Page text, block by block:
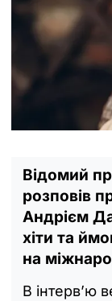
Відомий
розповів
Андрієм
хіти та
на
В інтерв’ю